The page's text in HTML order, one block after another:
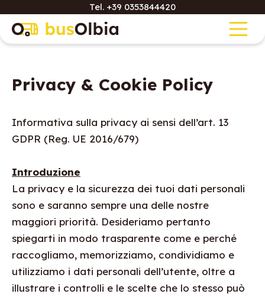
Tel. +39 0353844420
Privacy & Cookie Policy
Informativa sulla privacy ai sensi dell’art. 13
GDPR (Reg. UE 2016/679)
Introduzione
La privacy e la sicurezza dei tuoi dati personali
sono e saranno sempre una delle nostre
maggiori priorità. Desideriamo pertanto
spiegarti in modo trasparente come e perché
raccogliamo, memorizziamo, condividiamo e
utilizziamo i dati personali dell’utente, oltre a
illustrare i controlli e le scelte che lo stesso può